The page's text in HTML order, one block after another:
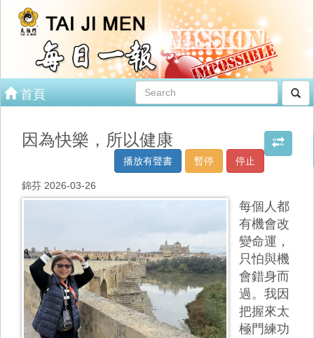
首頁
因為快樂，所以健康
停止
暫停
播放有聲書
錦芬 2026-03-26
每個人都
有機會改
變命運，
只怕與機
會錯身而
過。我因
把握來太
極門練功